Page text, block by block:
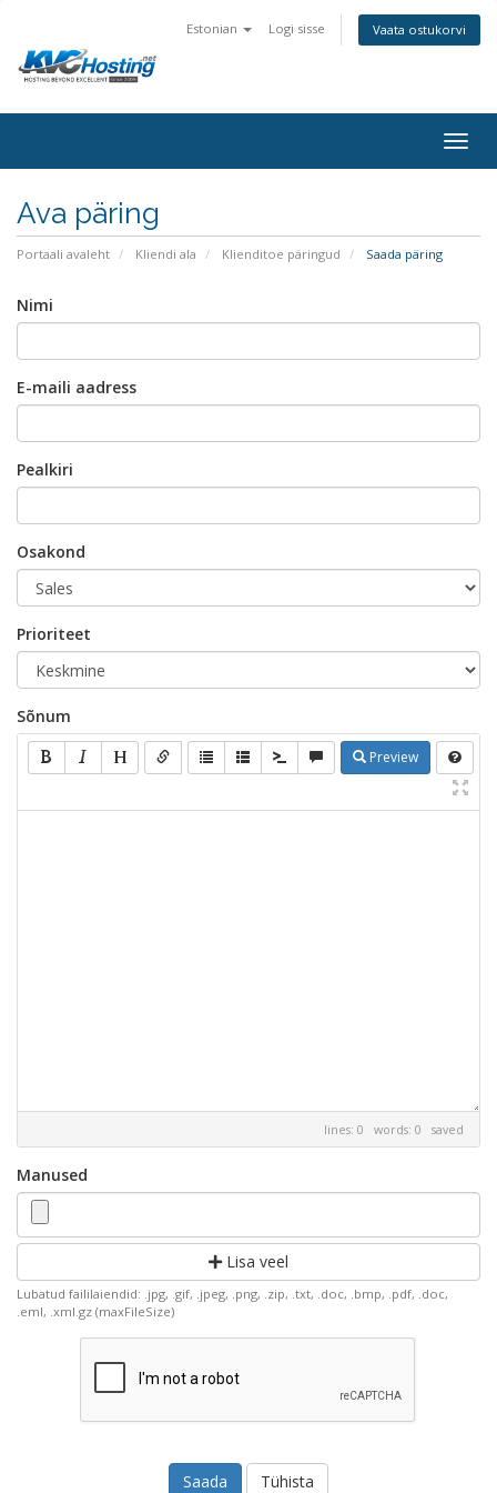
Estonian Logi sisse Vaata ostukorvi
Ava päring
Portaali avaleht Kliendi ala Klienditoe päringud Saada päring
Nimi
E-maili aadress
Pealkiri
Osakond
Prioriteet
Sõnum
Preview
lines: 0 words: 0 saved
Manused
Lisa veel
Lubatud faililaiendid: .jpg, .gif, .jpeg, .png, .zip, .txt, .doc, .bmp, .pdf, .doc,
.eml, .xml.gz (maxFileSize)
Tühista